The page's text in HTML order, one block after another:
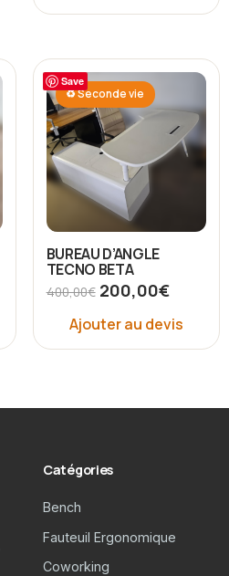
Save
♻ Seconde vie
BUREAU D’ANGLE
TECNO BETA
400,00€ 200,00€
Ajouter au devis
Catégories
Bench
Fauteuil Ergonomique
Coworking